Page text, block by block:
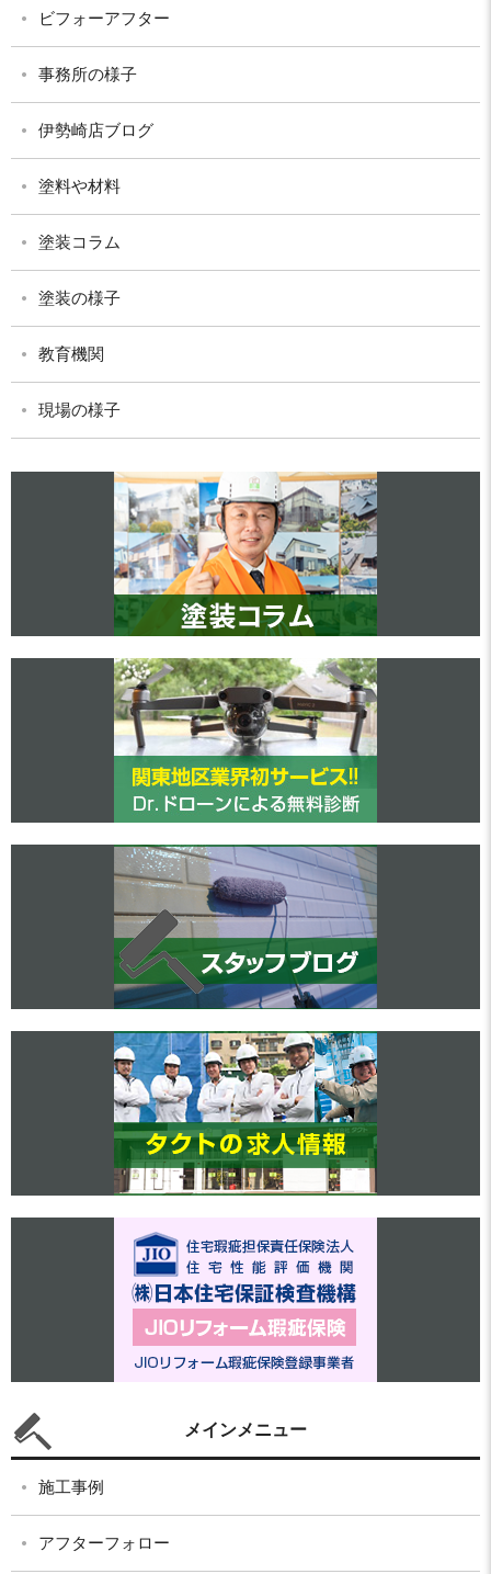
ビフォーアフター
事務所の様子
伊勢崎店ブログ
塗料や材料
塗装コラム
塗装の様子
教育機関
現場の様子
メインメニュー
施工事例
アフターフォロー